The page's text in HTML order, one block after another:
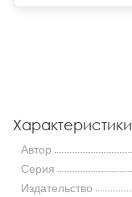
Характеристики
Автор
Серия
Издательство